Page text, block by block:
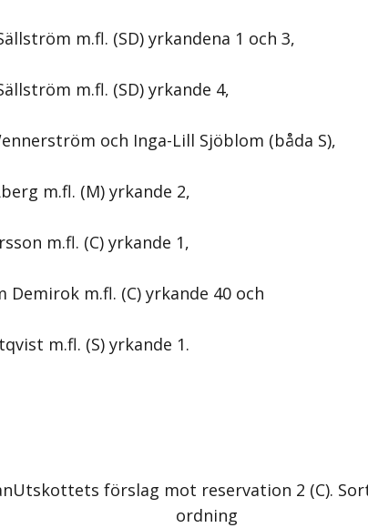
m.fl. (SD) yrkandena 1 och 3,
m.fl. (SD) yrkande 4,
och Inga-Lill Sjöblom (båda S),
m.fl. (M) yrkande 2,
m.fl. (C) yrkande 1,
Demirok m.fl. (C) yrkande 40 och
m.fl. (S) yrkande 1.
Utskottets förslag mot reservation 2 (C).
ordning